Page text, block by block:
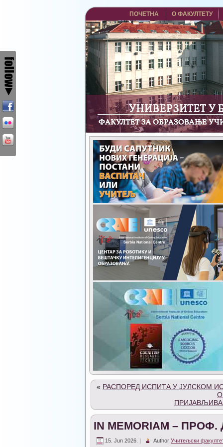
ПОЧЕТНА О ФАКУЛТЕТУ
« РАСПОРЕД ИСПИТА У ЈУЛСКОМ
IN MEMORIAM –
15. Jun 2026. | Author Учитељски